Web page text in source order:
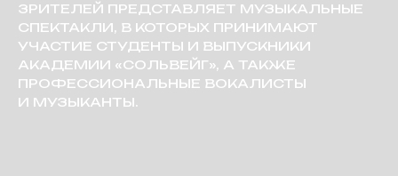
ЗРИТЕЛЕЙ ПРЕДСТАВЛЯЕТ МУЗЫКАЛЬНЫЕ
СПЕКТАКЛИ, В КОТОРЫХ ПРИНИМАЮТ
УЧАСТИЕ СТУДЕНТЫ И ВЫПУСКНИКИ
АКАДЕМИИ «СОЛЬВЕЙГ», А ТАКЖЕ
ПРОФЕССИОНАЛЬНЫЕ ВОКАЛИСТЫ
И МУЗЫКАНТЫ.